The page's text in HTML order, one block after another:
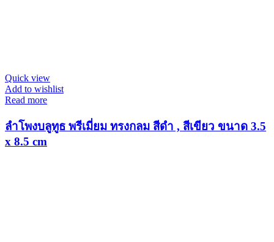
Quick view
Add to wishlist
Read more
ลำโพงบลูทูธ พรีเมี่ยม ทรงกลม สีดำ , สีเขียว ขนาด 3.5
x 8.5 cm